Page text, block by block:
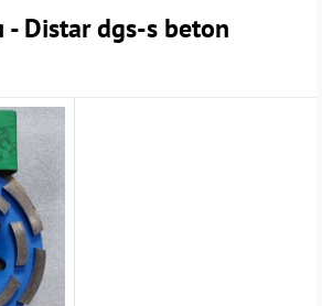
Distar dgs-s beton